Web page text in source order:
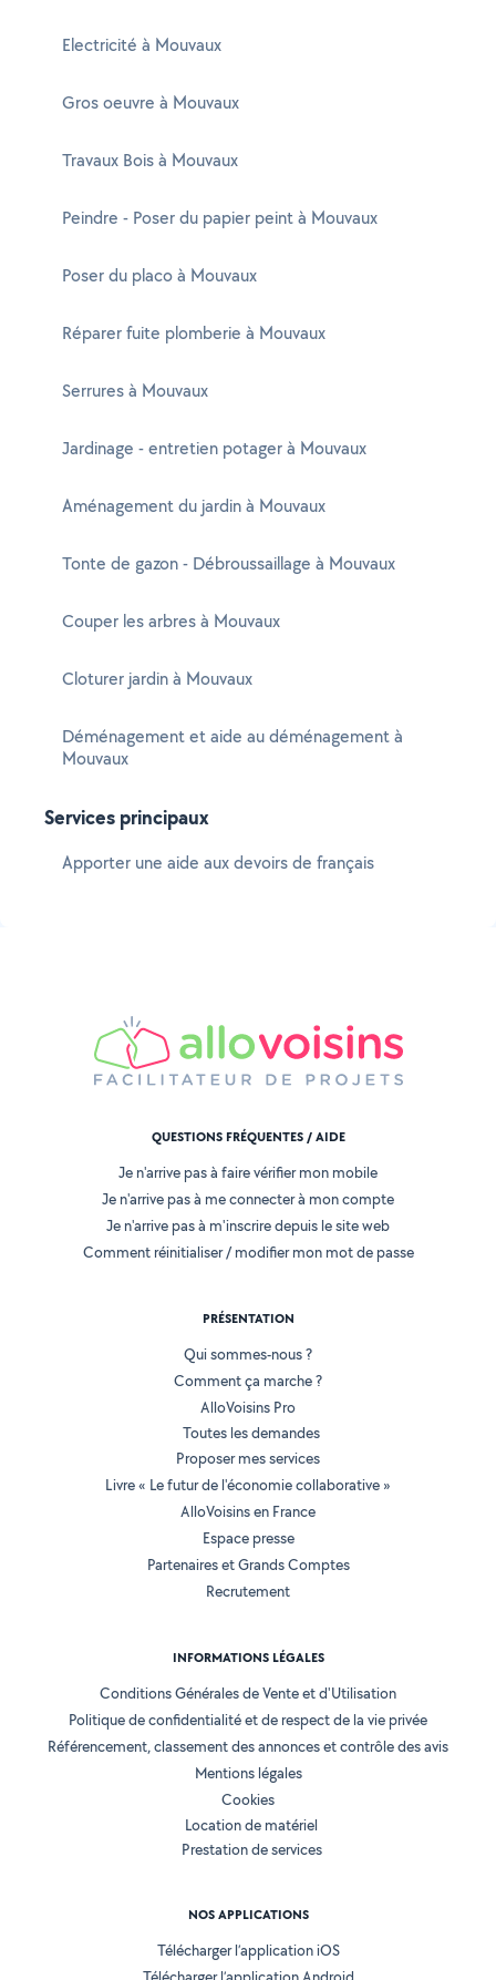
Electricité à Mouvaux
Gros oeuvre à Mouvaux
Travaux Bois à Mouvaux
Peindre - Poser du papier peint à Mouvaux
Poser du placo à Mouvaux
Réparer fuite plomberie à Mouvaux
Serrures à Mouvaux
Jardinage - entretien potager à Mouvaux
Aménagement du jardin à Mouvaux
Tonte de gazon - Débroussaillage à Mouvaux
Couper les arbres à Mouvaux
Cloturer jardin à Mouvaux
Déménagement et aide au déménagement à
Mouvaux
Services principaux
Apporter une aide aux devoirs de français
QUESTIONS FRÉQUENTES / AIDE
Je n'arrive pas à faire vérifier mon mobile
Je n'arrive pas à me connecter à mon compte
Je n'arrive pas à m'inscrire depuis le site web
Comment réinitialiser / modifier mon mot de passe
PRÉSENTATION
Qui sommes-nous ?
Comment ça marche ?
AlloVoisins Pro
Toutes les demandes
Proposer mes services
Livre « Le futur de l'économie collaborative »
AlloVoisins en France
Espace presse
Partenaires et Grands Comptes
Recrutement
INFORMATIONS LÉGALES
Conditions Générales de Vente et d'Utilisation
Politique de confidentialité et de respect de la vie privée
Référencement, classement des annonces et contrôle des avis
Mentions légales
Cookies
Location de matériel
Prestation de services
NOS APPLICATIONS
Télécharger l’application iOS